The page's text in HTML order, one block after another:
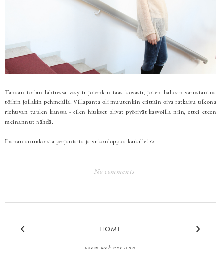
Tänään töihin lähtiessä väsytti jotenkin taas kovasti, joten halusin varustautua
töihin jollakin pehmeällä. Villapanta oli muutenkin erittäin oiva ratkaisu ulkona
riehuvan tuulen kanssa - eilen hiukset olivat pyörivät kasvoilla niin, ettei eteen
meinannut nähdä.
Ihanan aurinkoista perjantaita ja viikonloppua kaikille! :>
No comments
‹ ›
HOME
view web version